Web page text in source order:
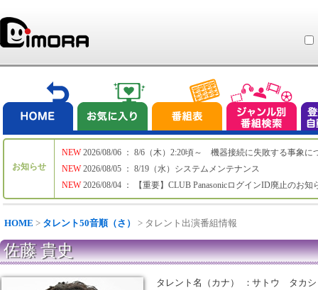
お知らせ
NEW
NEW
NEW
2026/08/06 ： 8/6（木）2:20頃～ 機器接続に失敗する事象に
2026/08/05 ： 8/19（水）システムメンテナンス
2026/08/04 ： 【重要】CLUB PanasonicログインID廃止のお知
HOME > タレント50音順（さ） > タレント出演番組情報
佐藤 貴史
タレント名（カナ） ：サトウ タカシ